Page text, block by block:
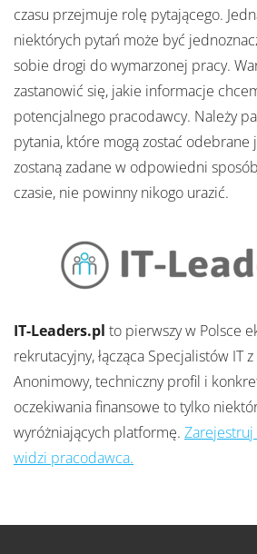
czasu przejmuje rolę pytającego.
niektórych pytań może być
sobie drogi do wymarzonej pracy.
zastanowić się, jakie informacje
potencjalnego pracodawcy. Należy
pytania, które mogą zostać odebrane
zostaną zadane w odpowiedni
czasie, nie powinny nikogo urazić.
IT-Leaders.pl to pierwszy w Polsce
rekrutacyjny, łącząca Specjalistów IT
Anonimowy, techniczny profil i
oczekiwania finansowe to tylko
wyróżniających platformę. Zarejestruj
widzi pracodawca.